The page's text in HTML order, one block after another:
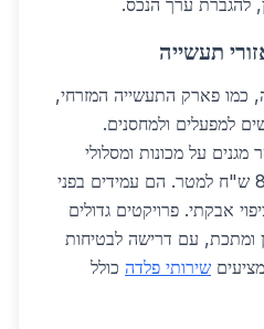
להגברת ערך הנכס.
תעשייה
כמו פארק התעשייה המזרחי,
למפעלים ולמחסנים.
כבדים בגובה 2 מטר מגנים על מכונות ומסלולי
הליכה, במחיר 800-1,500 ש"ח למטר. הם עמידים בפני
אבקתי. פרויקטים גדולים
ומתכת, עם דרישה לבטיחות
שירותי פלדה כולל